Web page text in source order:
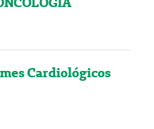
Cardiológicos